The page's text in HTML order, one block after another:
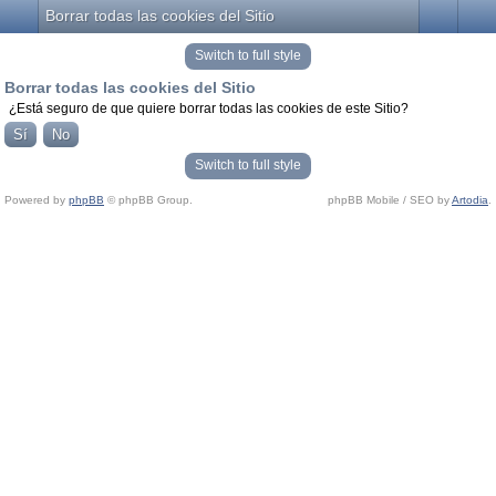
Borrar todas las cookies del Sitio
Switch to full style
Borrar todas las cookies del Sitio
¿Está seguro de que quiere borrar todas las cookies de este Sitio?
Switch to full style
Powered by phpBB © phpBB Group. phpBB Mobile / SEO byArtodia